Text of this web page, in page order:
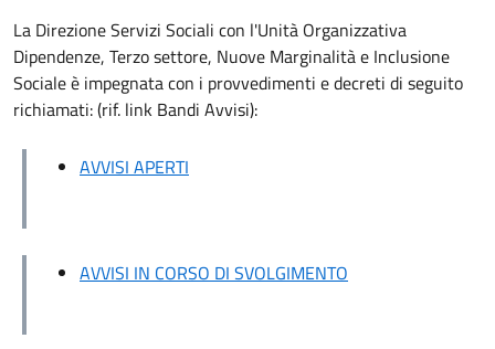
La Direzione Servizi Sociali con l'Unità Organizzativa
Dipendenze, Terzo settore, Nuove Marginalità e Inclusione
Sociale è impegnata con i provvedimenti e decreti di seguito
richiamati: (rif. link Bandi Avvisi):
AVVISI APERTI
AVVISI IN CORSO DI SVOLGIMENTO